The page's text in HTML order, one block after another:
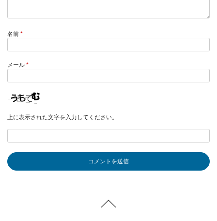
名前 *
メール *
上に表示された文字を入力してください。